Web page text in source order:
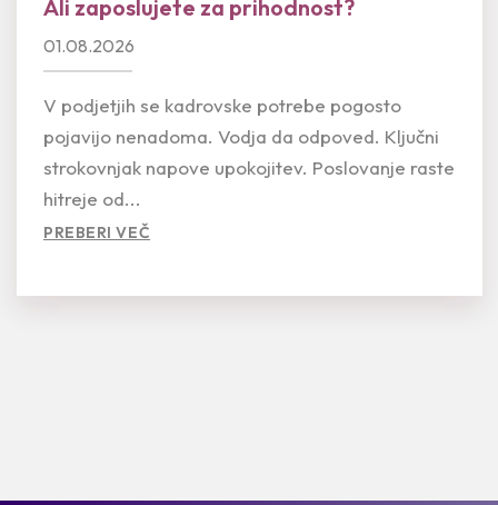
Ali zaposlujete za prihodnost?
01.08.2026
V podjetjih se kadrovske potrebe pogosto
pojavijo nenadoma. Vodja da odpoved. Ključni
strokovnjak napove upokojitev. Poslovanje raste
hitreje od...
PREBERI VEČ